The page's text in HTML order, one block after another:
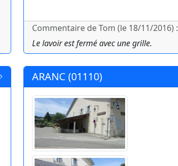
Commentaire de Tom (le 18/11/2016) :
Le lavoir est fermé avec une grille.
ARANC (01110)